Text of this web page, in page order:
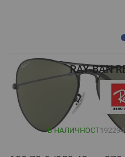
RAY-BAN
В НАЛИЧНОСТ